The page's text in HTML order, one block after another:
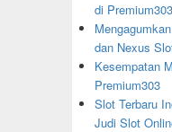
di Premium303
dan Nexus
Kesempatan
Premium303
Slot Terbaru
Judi Slot